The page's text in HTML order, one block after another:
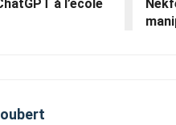
à l’école